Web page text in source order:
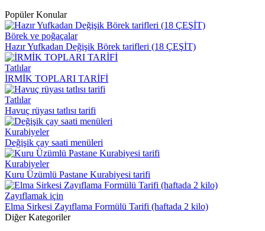
Popüler Konular
Börek ve poğaçalar
Hazır Yufkadan Değişik Börek tarifleri (18 ÇEŞİT)
Tatlılar
İRMİK TOPLARI TARİFİ
Tatlılar
Havuç rüyası tatlısı tarifi
Kurabiyeler
Değişik çay saati menüleri
Kurabiyeler
Kuru Üzümlü Pastane Kurabiyesi tarifi
Zayıflamak için
Elma Sirkesi Zayıflama Formülü Tarifi (haftada 2 kilo)
Diğer Kategoriler